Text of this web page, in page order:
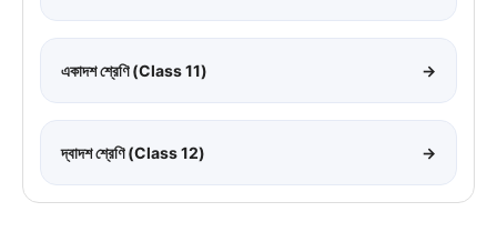
একাদশ শ্রেণি (Class 11) →
দ্বাদশ শ্রেণি (Class 12) →